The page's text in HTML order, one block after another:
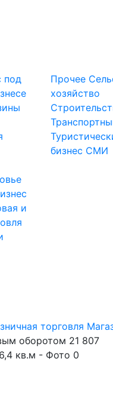
под
и
Прочее
хозяйство
бизнес СМИ
торговля